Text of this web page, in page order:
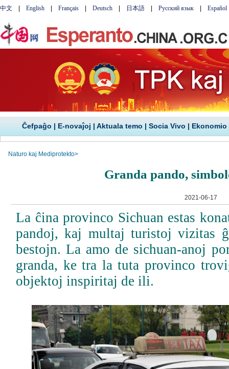
Ĉefpaĝo | E-novaĵoj | Aktuala temo | Socia Vivo | Ekonomio
Naturo kaj Mediprotekto>
Granda pando,
2021-06-17
La ĉina provinco Sichuan estas
pandoj, kaj multaj turistoj vizitas
bestojn. La amo de sichuan-anoj
granda, ke tra la tuta provinco
objektoj inspiritaj de ili.